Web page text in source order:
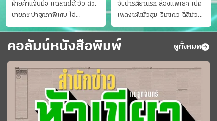
ฝ่ายค้านจับมือ แฉลากไส้ ฮั้ว สว.
นายกฯ ปาฐกถาพิเศษ โอ่
"อาเซียนหนึ่งเดียว"
จับปาร์ตี้ยานรก ล่องแพเธค เปิด
เพลงเต้นมั่วสุม-ริมแคว ฉี่สีม่วง
35 ราย
คอลัมน์หนังสือพิมพ์ ดูทั้งหมด